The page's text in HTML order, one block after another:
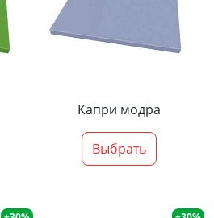
Капри модра
Выбрать